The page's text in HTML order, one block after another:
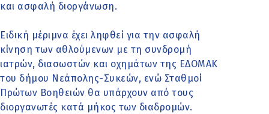
και ασφαλή διοργάνωση.
Ειδική μέριμνα έχει ληφθεί για την ασφαλή
κίνηση των αθλούμενων με τη συνδρομή
ιατρών, διασωστών και οχημάτων της ΕΔΟΜΑΚ
του δήμου Νεάπολης-Συκεών, ενώ Σταθμοί
Πρώτων Βοηθειών θα υπάρχουν από τους
διοργανωτές κατά μήκος των διαδρομών.